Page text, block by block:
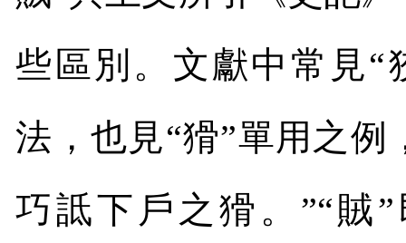
些區別。文獻中常見“
法，也見“猾”單用之例
巧詆下戶之猾。”“賊